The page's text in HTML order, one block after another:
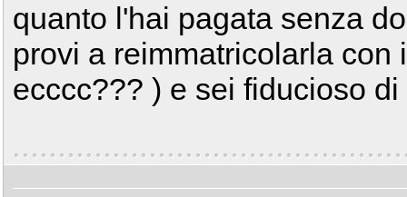
quanto l'hai pagata senza
provi a reimmatricolarla con
ecccc??? ) e sei fiducioso